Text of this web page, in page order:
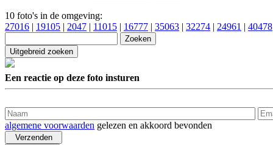
10 foto's in de omgeving:
27016
19105 2047 11015 16777 35063 32274 24961 40478
Een reactie op deze foto insturen
algemene voorwaarden gelezen en akkoord bevonden